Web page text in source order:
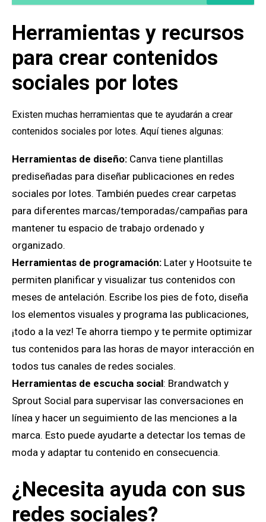
Herramientas y recursos
para crear contenidos
sociales por lotes
Existen muchas herramientas que te ayudarán a crear
contenidos sociales por lotes. Aquí tienes algunas:
Herramientas de diseño: Canva tiene plantillas
prediseñadas para diseñar publicaciones en redes
sociales por lotes. También puedes crear carpetas
para diferentes marcas/temporadas/campañas para
mantener tu espacio de trabajo ordenado y
organizado.
Herramientas de programación: Later y Hootsuite te
permiten planificar y visualizar tus contenidos con
meses de antelación. Escribe los pies de foto, diseña
los elementos visuales y programa las publicaciones,
¡todo a la vez! Te ahorra tiempo y te permite optimizar
tus contenidos para las horas de mayor interacción en
todos tus canales de redes sociales.
Herramientas de escucha social: Brandwatch y
Sprout Social para supervisar las conversaciones en
línea y hacer un seguimiento de las menciones a la
marca. Esto puede ayudarte a detectar los temas de
moda y adaptar tu contenido en consecuencia.
¿Necesita ayuda con sus
redes sociales?